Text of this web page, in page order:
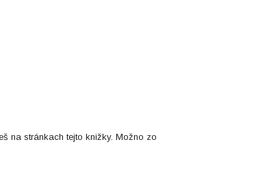
na stránkach tejto knižky. Možno zo